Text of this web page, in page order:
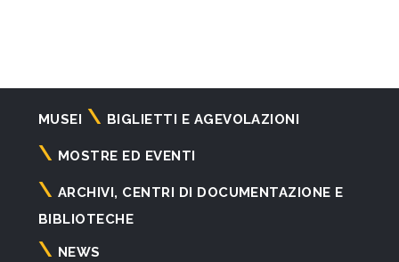
Navigazione
principale
MUSEI BIGLIETTI E AGEVOLAZIONI
MOSTRE ED EVENTI
ARCHIVI, CENTRI DI DOCUMENTAZIONE E
BIBLIOTECHE
NEWS